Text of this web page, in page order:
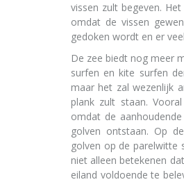
vissen zult begeven.
omdat de vissen
gedoken wordt en er
De zee biedt nog meer
surfen en kite surfen
maar het zal wezenlijk
plank zult staan.
omdat de
golven ontstaan. Op
golven op de parelwitte
niet alleen betekenen
eiland voldoende te